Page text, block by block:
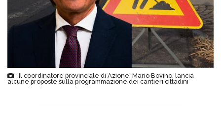
Il coordinatore provinciale di Azione, Mario Bovino, lancia
alcune proposte sulla programmazione dei cantieri cittadini